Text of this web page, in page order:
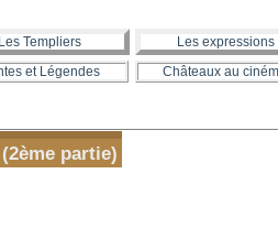
Les Templiers
Les expressions
et Légendes Châteaux au
partie)